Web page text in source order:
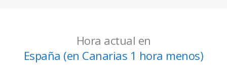
Hora actual en
España (en Canarias 1 hora menos)